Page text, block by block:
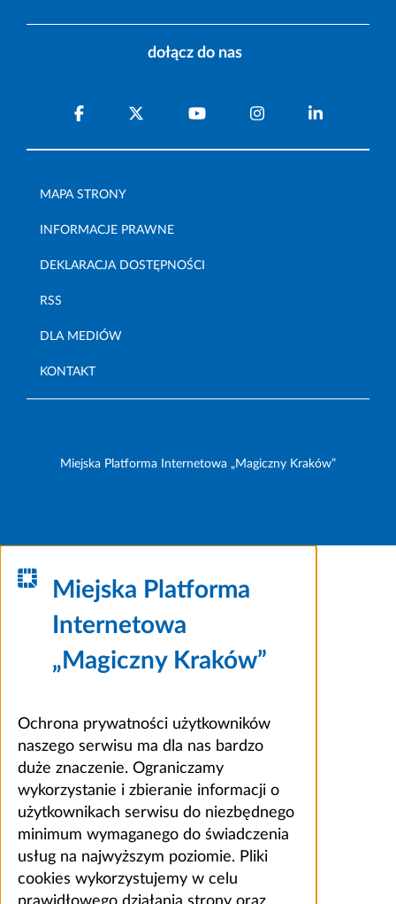
dołącz do nas
MAPA STRONY
INFORMACJE PRAWNE
DEKLARACJA DOSTĘPNOŚCI
RSS
DLA MEDIÓW
KONTAKT
Miejska Platforma Internetowa „Magiczny Kraków”
Miejska Platforma
Internetowa
„Magiczny Kraków”
Ochrona prywatności użytkowników
naszego serwisu ma dla nas bardzo
duże znaczenie. Ograniczamy
wykorzystanie i zbieranie informacji o
użytkownikach serwisu do niezbędnego
minimum wymaganego do świadczenia
usług na najwyższym poziomie. Pliki
cookies wykorzystujemy w celu